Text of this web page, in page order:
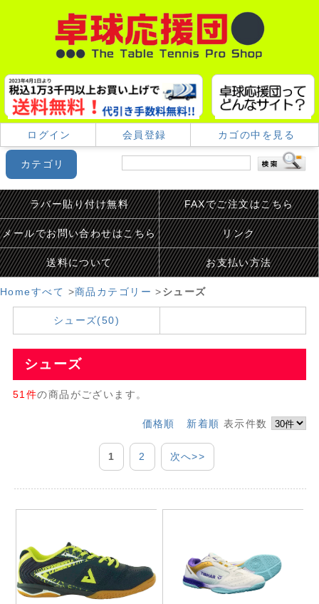
ログイン 会員登録 カゴの中を見る
ラバー貼り付け無料 FAXでご注文はこちら
メールでお問い合わせはこちら リンク
送料について お支払い方法
Homeすべて >商品カテゴリー >シューズ
シューズ(50)
シューズ
51件の商品がございます。
価格順 新着順 表示件数
1 2 次へ>>
カテゴリ